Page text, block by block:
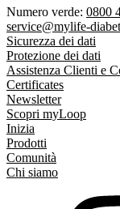
Numero verde: 0800
service@mylife-
Sicurezza dei dati
Protezione dei dati
Assistenza Clienti e
Certificates
Newsletter
Scopri myLoop
Inizia
Prodotti
Comunità
Chi siamo